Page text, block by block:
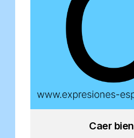
Caer bien